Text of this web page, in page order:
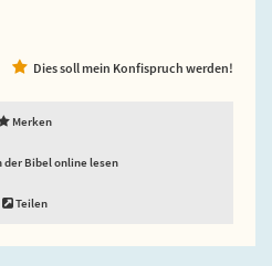
Dies soll mein Konfispruch werden!
Merken
der Bibel online lesen
Teilen